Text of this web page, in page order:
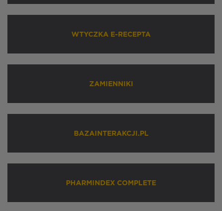
WTYCZKA E-RECEPTA
ZAMIENNIKI
BAZAINTERAKCJI.PL
PHARMINDEX COMPLETE